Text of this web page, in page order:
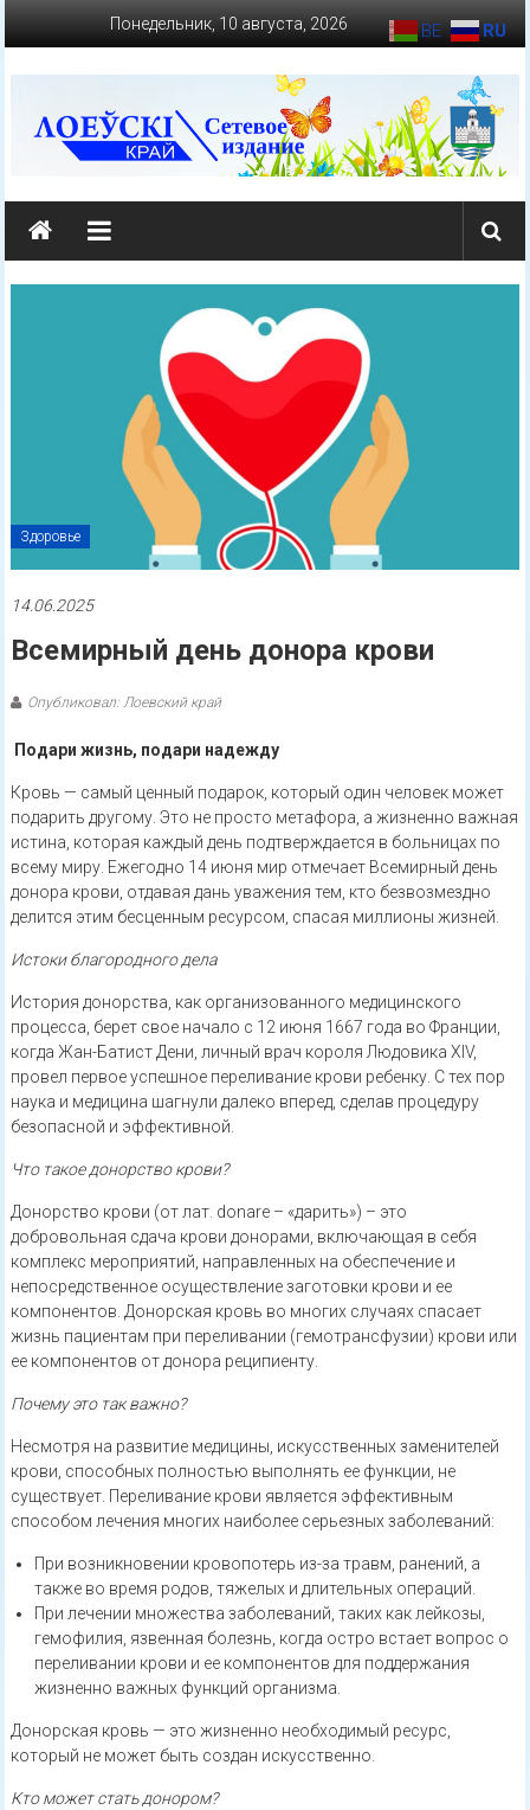
Понедельник, 10 августа, 2026
loevkraj.by
Еженедельная
Здоровье
14.06.2025
Всемирный день донора крови
Опубликовал: Лоевский край
Подари жизнь, подари надежду
Кровь — самый ценный подарок, который один человек может
подарить другому. Это не просто метафора, а жизненно важная
истина, которая каждый день подтверждается в больницах по
всему миру. Ежегодно 14 июня мир отмечает Всемирный день
донора крови, отдавая дань уважения тем, кто безвозмездно
делится этим бесценным ресурсом, спасая миллионы жизней.
Истоки благородного дела
История донорства, как организованного медицинского
процесса, берет свое начало с 12 июня 1667 года во Франции,
когда Жан-Батист Дени, личный врач короля Людовика XIV,
провел первое успешное переливание крови ребенку. С тех пор
наука и медицина шагнули далеко вперед, сделав процедуру
безопасной и эффективной.
Что такое донорство крови?
Донорство крови (от лат. donare – «дарить») – это
добровольная сдача крови донорами, включающая в себя
комплекс мероприятий, направленных на обеспечение и
непосредственное осуществление заготовки крови и ее
компонентов. Донорская кровь во многих случаях спасает
жизнь пациентам при переливании (гемотрансфузии) крови или
ее компонентов от донора реципиенту.
Почему это так важно?
Несмотря на развитие медицины, искусственных заменителей
крови, способных полностью выполнять ее функции, не
существует. Переливание крови является эффективным
способом лечения многих наиболее серьезных заболеваний:
При возникновении кровопотерь из-за травм, ранений, а
также во время родов, тяжелых и длительных операций.
При лечении множества заболеваний, таких как лейкозы,
гемофилия, язвенная болезнь, когда остро встает вопрос о
переливании крови и ее компонентов для поддержания
жизненно важных функций организма.
Донорская кровь — это жизненно необходимый ресурс,
который не может быть создан искусственно.
Кто может стать донором?
BE RU